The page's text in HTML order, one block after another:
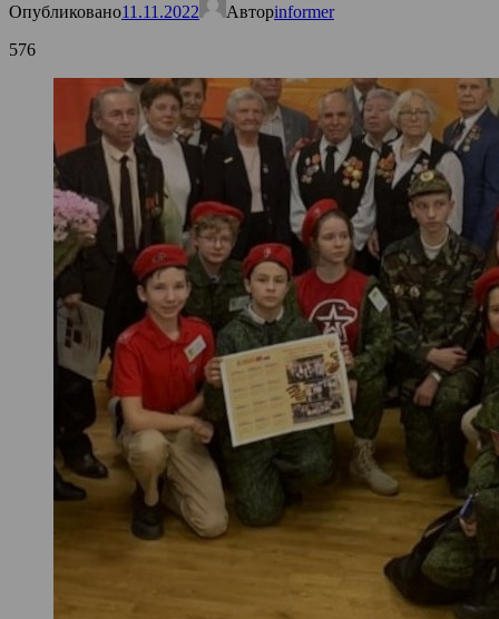
Опубликовано11.11.2022 Авторinformer
576